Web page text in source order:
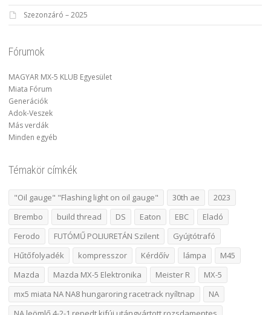
Szezonzáró – 2025
Fórumok
MAGYAR MX-5 KLUB Egyesület
Miata Fórum
Generációk
Adok-Veszek
Más verdák
Minden egyéb
Témakör címkék
"Oil gauge" "Flashing light on oil gauge" 30th ae
2023
Brembo
build thread DS Eaton EBC
Eladó
Ferodo
FUTÓMŰ POLIURETÁN Szilent
Gyújtótrafó
Hűtőfolyadék
kompresszor Kérdőív lámpa
M45
Mazda
Mazda MX-5 Elektronika Meister R
MX-5
mx5 miata NA NA8 hungaroring racetrack nyíltnap
NA